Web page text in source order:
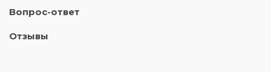
Вопрос-ответ
Отзывы